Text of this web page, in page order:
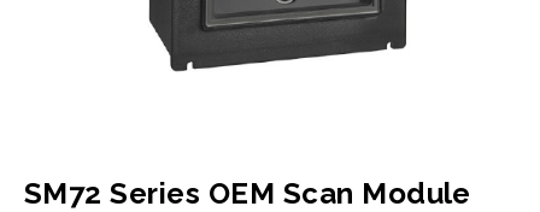
SM72 Series OEM Scan Module